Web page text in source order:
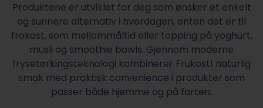
Produktene er utviklet for deg som ønsker et enkelt
og sunnere alternativ i hverdagen, enten det er til
frokost, som mellommåltid eller topping på yoghurt,
müsli og smoothie bowls. Gjennom moderne
frysetørkingsteknologi kombinerer Frukost! naturlig
smak med praktisk convenience i produkter som
passer både hjemme og på farten.